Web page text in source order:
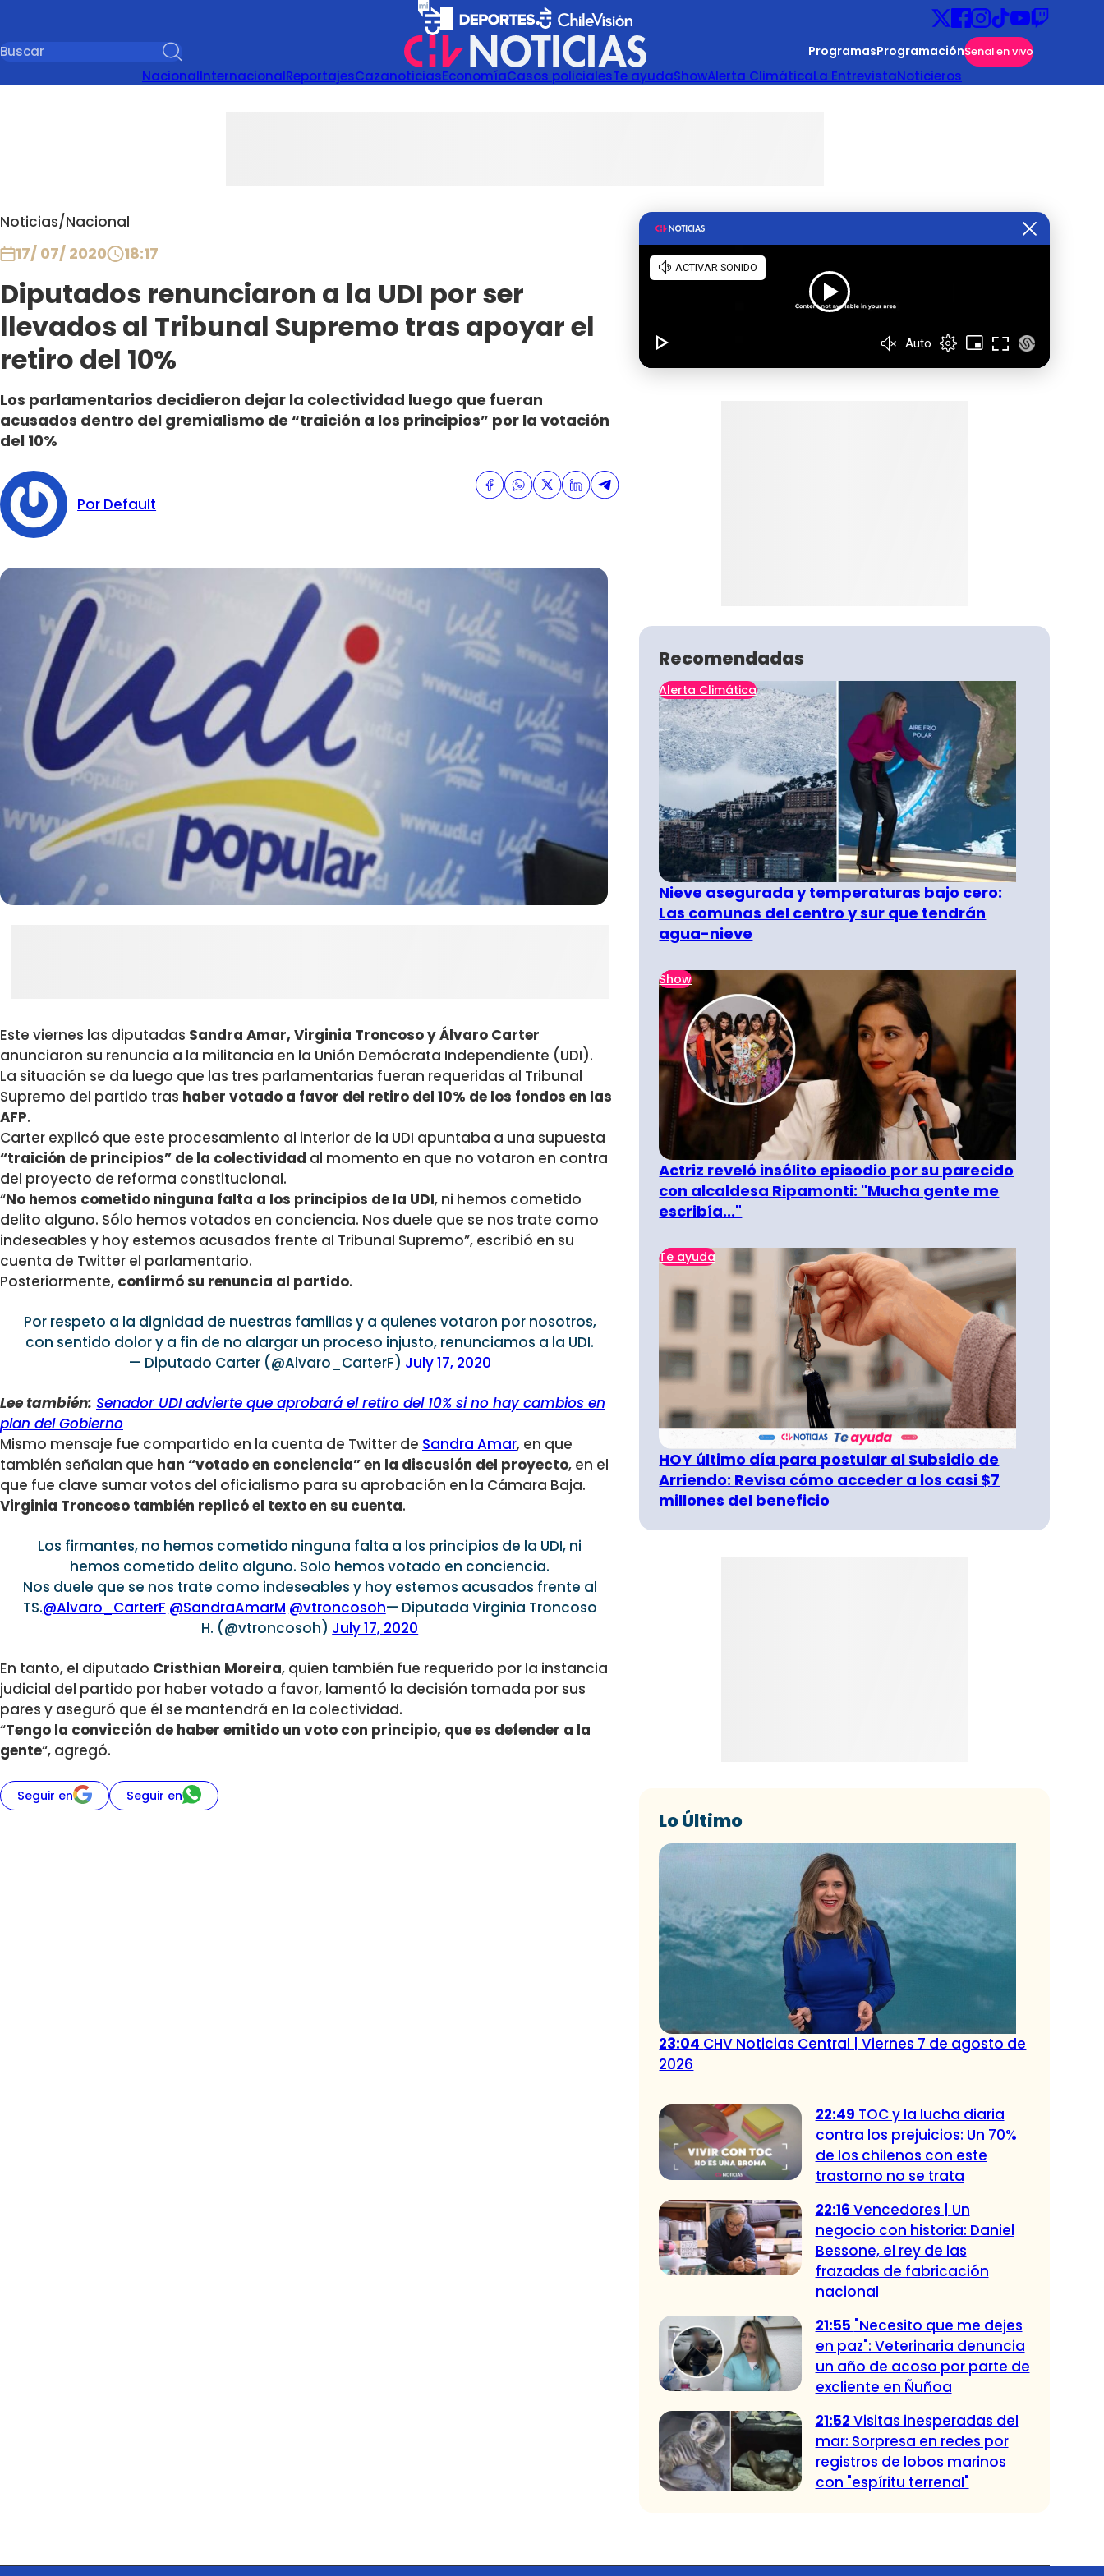
ProgramasProgramaciónSeñal en vivo
NacionalInternacionalReportajesCazanoticiasEconomíaCasos policialesTe ayudaShowAlerta ClimáticaLa EntrevistaNoticieros
Noticias/Nacional
17/ 07/ 2020 18:17
Diputados renunciaron a la UDI por ser
llevados al Tribunal Supremo tras apoyar el
retiro del 10%
Los parlamentarios decidieron dejar la colectividad luego que fueran
acusados dentro del gremialismo de “traición a los principios” por la votación
del 10%
Por Default
Este viernes las diputadas Sandra Amar, Virginia Troncoso y Álvaro Carter
anunciaron su renuncia a la militancia en la Unión Demócrata Independiente (UDI).
La situación se da luego que las tres parlamentarias fueran requeridas al Tribunal
Supremo del partido tras haber votado a favor del retiro del 10% de los fondos en las
AFP.
Carter explicó que este procesamiento al interior de la UDI apuntaba a una supuesta
“traición de principios” de la colectividad al momento en que no votaron en contra
del proyecto de reforma constitucional.
“No hemos cometido ninguna falta a los principios de la UDI, ni hemos cometido
delito alguno. Sólo hemos votados en conciencia. Nos duele que se nos trate como
indeseables y hoy estemos acusados frente al Tribunal Supremo”, escribió en su
cuenta de Twitter el parlamentario.
Posteriormente, confirmó su renuncia al partido.
Por respeto a la dignidad de nuestras familias y a quienes votaron por nosotros,
con sentido dolor y a fin de no alargar un proceso injusto, renunciamos a la UDI.
— Diputado Carter (@Alvaro_CarterF) July 17, 2020
Lee también: Senador UDI advierte que aprobará el retiro del 10% si no hay cambios en
plan del Gobierno
Mismo mensaje fue compartido en la cuenta de Twitter de Sandra Amar, en que
también señalan que han “votado en conciencia” en la discusión del proyecto, en el
que fue clave sumar votos del oficialismo para su aprobación en la Cámara Baja.
Virginia Troncoso también replicó el texto en su cuenta.
Los firmantes, no hemos cometido ninguna falta a los principios de la UDI, ni
hemos cometido delito alguno. Solo hemos votado en conciencia.
Nos duele que se nos trate como indeseables y hoy estemos acusados frente al
TS.@Alvaro_CarterF @SandraAmarM @vtroncosoh— Diputada Virginia Troncoso
H. (@vtroncosoh) July 17, 2020
En tanto, el diputado Cristhian Moreira, quien también fue requerido por la instancia
judicial del partido por haber votado a favor, lamentó la decisión tomada por sus
pares y aseguró que él se mantendrá en la colectividad.
“Tengo la convicción de haber emitido un voto con principio, que es defender a la
gente“, agregó.
Seguir en Seguir en
Recomendadas
Alerta Climática
Nieve asegurada y temperaturas bajo cero:
Las comunas del centro y sur que tendrán
agua-nieve
Show
Actriz reveló insólito episodio por su parecido
con alcaldesa Ripamonti: "Mucha gente me
escribía..."
Te ayuda
HOY último día para postular al Subsidio de
Arriendo: Revisa cómo acceder a los casi $7
millones del beneficio
Lo Último
23:04 CHV Noticias Central | Viernes 7 de agosto de
2026
22:49 TOC y la lucha diaria
contra los prejuicios: Un 70%
de los chilenos con este
trastorno no se trata
22:16 Vencedores | Un
negocio con historia: Daniel
Bessone, el rey de las
frazadas de fabricación
nacional
21:55 "Necesito que me dejes
en paz": Veterinaria denuncia
un año de acoso por parte de
excliente en Ñuñoa
21:52 Visitas inesperadas del
mar: Sorpresa en redes por
registros de lobos marinos
con "espíritu terrenal"